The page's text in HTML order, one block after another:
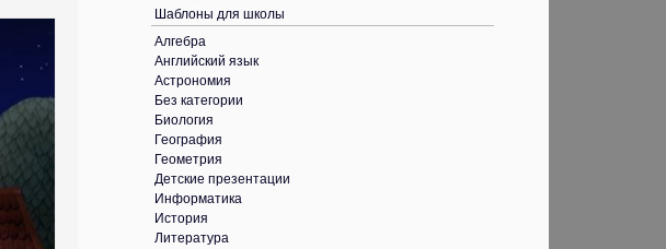
Шаблоны для школы
Алгебра
Английский язык
Астрономия
Без категории
Биология
География
Геометрия
Детские презентации
Информатика
История
Литература